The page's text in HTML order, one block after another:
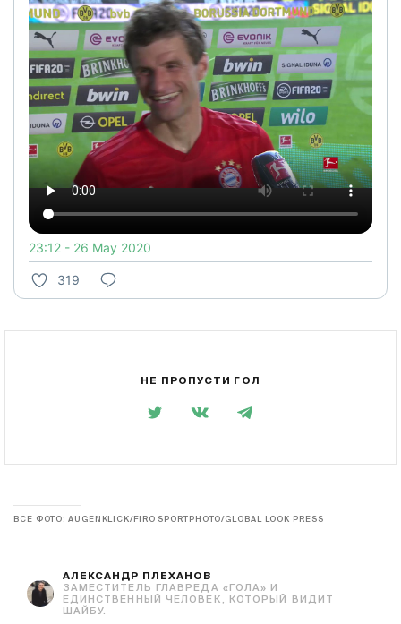
23:12 - 26 May 2020
319
НЕ ПРОПУСТИ ГОЛ
ВСЕ ФОТО: AUGENKLICK/FIRO SPORTPHOTO/GLOBAL LOOK PRESS
АЛЕКСАНДР ПЛЕХАНОВ
ЗАМЕСТИТЕЛЬ ГЛАВРЕДА «ГОЛА» И
ЕДИНСТВЕННЫЙ ЧЕЛОВЕК, КОТОРЫЙ ВИДИТ
ШАЙБУ.